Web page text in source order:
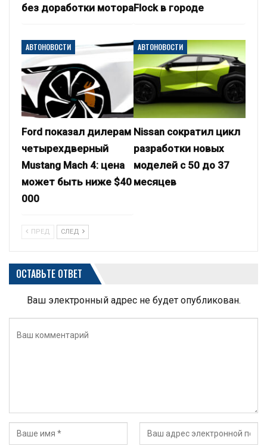
без доработки мотораFlock в городе
АВТОНОВОСТИ
Ford показал дилерам
четырехдверный
Mustang Mach 4: цена
может быть ниже $40
000
АВТОНОВОСТИ
Nissan сократил цикл
разработки новых
моделей с 50 до 37
месяцев
ПРЕД СЛЕД
ОСТАВЬТЕ ОТВЕТ
Ваш электронный адрес не будет опубликован.